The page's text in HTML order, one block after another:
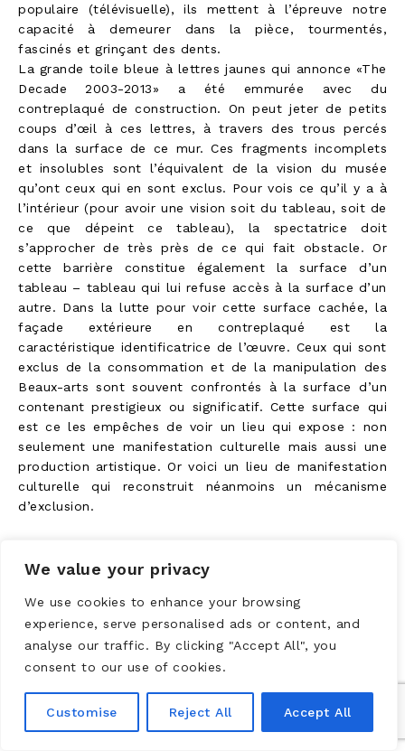
We value your privacy
We use cookies to enhance your browsing
experience, serve personalised ads or content, and
analyse our traffic. By clicking "Accept All", you
consent to our use of cookies.
Customise Reject All Accept All
populaire (télévisuelle), ils mettent à l’épreuve notre
capacité à demeurer dans la pièce, tourmentés,
fascinés et grinçant des dents.
La grande toile bleue à lettres jaunes qui annonce «The
Decade 2003-2013» a été emmurée avec du
contreplaqué de construction. On peut jeter de petits
coups d’œil à ces lettres, à travers des trous percés
dans la surface de ce mur. Ces fragments incomplets
et insolubles sont l’équivalent de la vision du musée
qu’ont ceux qui en sont exclus. Pour vois ce qu’il y a à
l’intérieur (pour avoir une vision soit du tableau, soit de
ce que dépeint ce tableau), la spectatrice doit
s’approcher de très près de ce qui fait obstacle. Or
cette barrière constitue également la surface d’un
tableau – tableau qui lui refuse accès à la surface d’un
autre. Dans la lutte pour voir cette surface cachée, la
façade extérieure en contreplaqué est la
caractéristique identificatrice de l’œuvre. Ceux qui sont
exclus de la consommation et de la manipulation des
Beaux-arts sont souvent confrontés à la surface d’un
contenant prestigieux ou significatif. Cette surface qui
est ce les empêches de voir un lieu qui expose : non
seulement une manifestation culturelle mais aussi une
production artistique. Or voici un lieu de manifestation
culturelle qui reconstruit néanmoins un mécanisme
d’exclusion.
CULTURE LIBRE
Wikimedia a décerné le label Culture Libre échelon
bronze au Château de Montsoreau – musée d’Art
contemporain.
Conformément à ses objectifs de sensibilisation et